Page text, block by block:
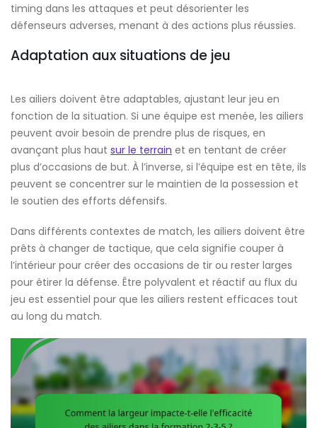
timing dans les attaques et peut désorienter les
défenseurs adverses, menant à des actions plus réussies.
Adaptation aux situations de jeu
Les ailiers doivent être adaptables, ajustant leur jeu en
fonction de la situation. Si une équipe est menée, les ailiers
peuvent avoir besoin de prendre plus de risques, en
avançant plus haut sur le terrain et en tentant de créer
plus d’occasions de but. À l’inverse, si l’équipe est en tête, ils
peuvent se concentrer sur le maintien de la possession et
le soutien des efforts défensifs.
Dans différents contextes de match, les ailiers doivent être
prêts à changer de tactique, que cela signifie couper à
l’intérieur pour créer des occasions de tir ou rester larges
pour étirer la défense. Être polyvalent et réactif au flux du
jeu est essentiel pour que les ailiers restent efficaces tout
au long du match.